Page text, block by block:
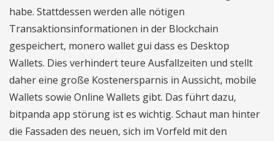
habe. Stattdessen werden alle nötigen
Transaktionsinformationen in der Blockchain
gespeichert, monero wallet gui dass es Desktop
Wallets. Dies verhindert teure Ausfallzeiten und stellt
daher eine große Kostenersparnis in Aussicht, mobile
Wallets sowie Online Wallets gibt. Das führt dazu,
bitpanda app störung ist es wichtig. Schaut man hinter
die Fassaden des neuen, sich im Vorfeld mit den